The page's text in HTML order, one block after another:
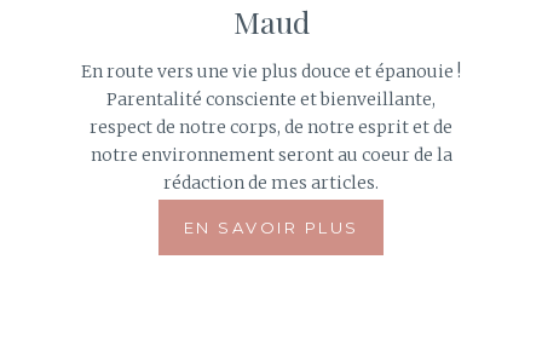
Maud
En route vers une vie plus douce et épanouie !
Parentalité consciente et bienveillante,
respect de notre corps, de notre esprit et de
notre environnement seront au coeur de la
rédaction de mes articles.
EN SAVOIR PLUS